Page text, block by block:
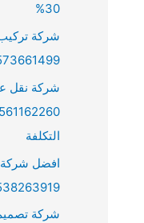
30%
شركة
شركة نقل
التكلفة
افضل شركة
0538263919 تصميمات